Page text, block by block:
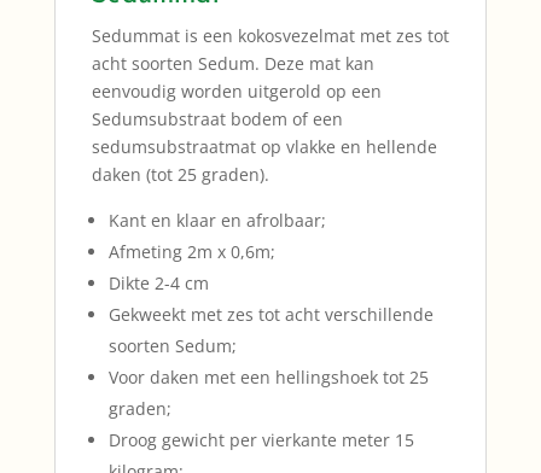
Sedummat is een kokosvezelmat met zes tot
acht soorten Sedum. Deze mat kan
eenvoudig worden uitgerold op een
Sedumsubstraat bodem of een
sedumsubstraatmat op vlakke en hellende
daken (tot 25 graden).
Kant en klaar en afrolbaar;
Afmeting 2m x 0,6m;
Dikte 2-4 cm
Gekweekt met zes tot acht verschillende
soorten Sedum;
Voor daken met een hellingshoek tot 25
graden;
Droog gewicht per vierkante meter 15